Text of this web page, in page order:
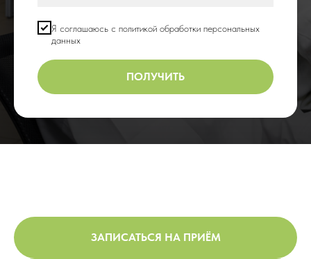
Я соглашаюсь с политикой обработки персональных
данных
ПОЛУЧИТЬ
ЗАПИСАТЬСЯ НА ПРИЁМ